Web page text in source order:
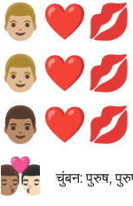
👨🏽‍❤️‍💋‍👨🏻 चुंबन: पुरुष,